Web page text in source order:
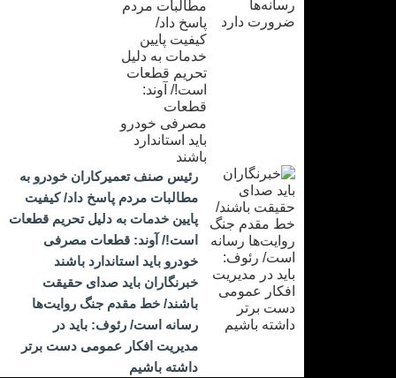
رئیس صنف تعمیرکاران خودرو به
مطالبات مردم پاسخ داد/ کیفیت
پایین خدمات به دلیل تحریم قطعات
است!/ آوند: قطعات مصرفی
خودرو باید استاندارد باشند
خبرنگاران باید صدای حقیقت
باشند/ خط مقدم جنگ روایت‌ها
رسانه است/ رئوف: باید در
مدیریت افکار عمومی دست برتر
داشته باشیم